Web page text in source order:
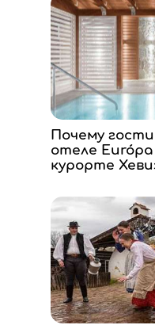
Почему
отеле
курорте